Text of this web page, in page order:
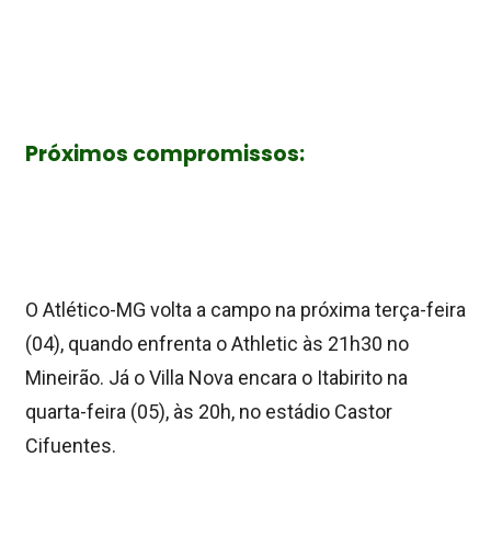
Próximos compromissos:
O Atlético-MG volta a campo na próxima terça-feira
(04), quando enfrenta o Athletic às 21h30 no
Mineirão. Já o Villa Nova encara o Itabirito na
quarta-feira (05), às 20h, no estádio Castor
Cifuentes.